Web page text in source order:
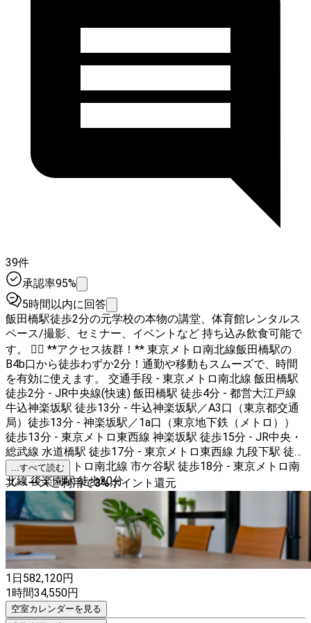
39件
承認率95%
5時間以内に回答
飯田橋駅徒歩2分の元学校の本物の講堂、体育館レンタルス
ペース/撮影、セミナー、イベントなど 持ち込み飲食可能で
す。 🚶‍♂️ **アクセス抜群！** 東京メトロ南北線飯田橋駅の
B4b口から徒歩わずか2分！通勤や移動もスムーズで、時間
を有効に使えます。 交通手段 - 東京メトロ南北線 飯田橋駅
徒歩2分 - JR中央線(快速) 飯田橋駅 徒歩4分 - 都営大江戸線
牛込神楽坂駅 徒歩13分 - 牛込神楽坂駅／A3口（東京都交通
局）徒歩13分 - 神楽坂駅／1a口（東京地下鉄（メトロ））
徒歩13分 - 東京メトロ東西線 神楽坂駅 徒歩15分 - JR中央・
総武線 水道橋駅 徒歩17分 - 東京メトロ東西線 九段下駅 徒歩
18分 - 東京メトロ南北線 市ケ谷駅 徒歩18分 - 東京メトロ南
北線 後楽園駅 徒歩20分
...すべて読む
スペースご利用で3%ポイント還元
1日582,120円
1時間34,550円
空室カレンダーを見る